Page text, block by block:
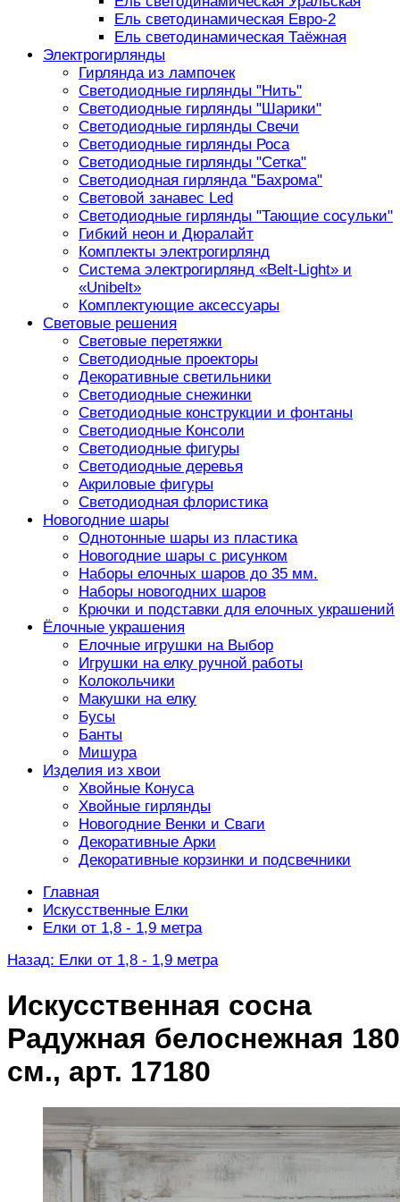
Ель светодинамическая Евро-2
Ель светодинамическая Таёжная
Электрогирлянды
Гирлянда из лампочек
Светодиодные гирлянды "Нить"
Светодиодные гирлянды "Шарики"
Светодиодные гирлянды Свечи
Светодиодные гирлянды Роса
Светодиодные гирлянды "Сетка"
Светодиодная гирлянда "Бахрома"
Световой занавес Led
Светодиодные гирлянды "Тающие сосульки"
Гибкий неон и Дюралайт
Комплекты электрогирлянд
Система электрогирлянд «Belt-Light» и
«Unibelt»
Комплектующие аксессуары
Световые решения
Световые перетяжки
Светодиодные проекторы
Декоративные светильники
Светодиодные снежинки
Светодиодные конструкции и фонтаны
Светодиодные Консоли
Светодиодные фигуры
Светодиодные деревья
Акриловые фигуры
Светодиодная флористика
Новогодние шары
Однотонные шары из пластика
Новогодние шары с рисунком
Наборы елочных шаров до 35 мм.
Наборы новогодних шаров
Крючки и подставки для елочных украшений
Ёлочные украшения
Елочные игрушки на Выбор
Игрушки на елку ручной работы
Колокольчики
Макушки на елку
Бусы
Банты
Мишура
Изделия из хвои
Хвойные Конуса
Хвойные гирлянды
Новогодние Венки и Сваги
Декоративные Арки
Декоративные корзинки и подсвечники
Главная
Искусственные Елки
Елки от 1,8 - 1,9 метра
Назад: Елки от 1,8 - 1,9 метра
Искусственная сосна
Радужная белоснежная 180
см., арт. 17180